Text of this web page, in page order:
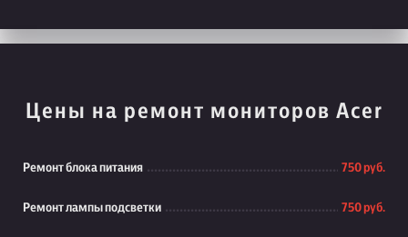
Цены на ремонт мониторов Acer
Ремонт блока питания 750 руб.
Ремонт лампы подсветки 750 руб.